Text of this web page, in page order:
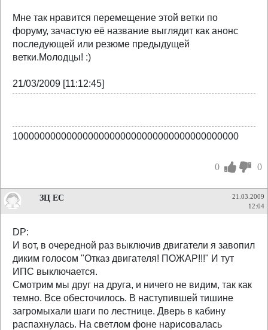
Мне так нравится перемещение этой ветки по
форуму, зачастую её название выглядит как анонс
последующей или резюме предыдущей
ветки.Молодцы! :)
21/03/2009 [11:12:45]
100000000000000000000000000000000000000000
0 0
ЗЦ ЕС
21.03.2009
12:04
DP:
И вот, в очередной раз выключив двигатели я завопил
диким голосом "Отказ двигателя! ПОЖАР!!!" И тут
ИПС выключается.
Смотрим мы друг на друга, и ничего не видим, так как
темно. Все обесточилось. В наступившей тишине
загромыхали шаги по лестнице. Дверь в кабину
распахнулась. На светлом фоне нарисовалась